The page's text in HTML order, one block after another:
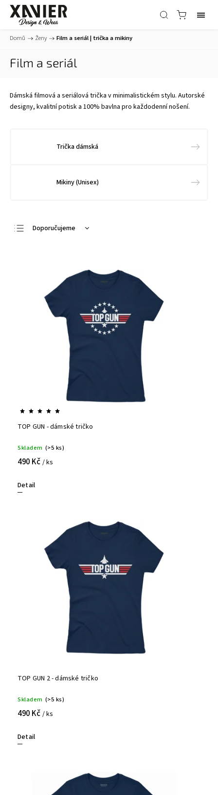
Domů / Ženy / Film a seriál | trička a mikiny
Film a seriál
Dámská filmová a seriálová trička v minimalistickém stylu. Autorské
designy, kvalitní potisk a 100% bavlna pro každodenní nošení.
Trička dámská
Mikiny (Unisex)
Doporučujeme
Nejprodávanější
Abecedně
TOP GUN - dámské tričko
Skladem (>5 ks)
490 Kč / ks
Detail
TOP GUN 2 - dámské tričko
Skladem (>5 ks)
490 Kč / ks
Detail